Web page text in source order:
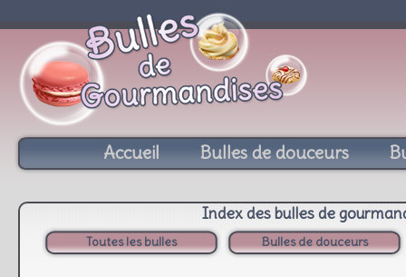
Accueil Bulles de douceurs
Index des bulles de
Toutes les bulles Bulles de douceurs